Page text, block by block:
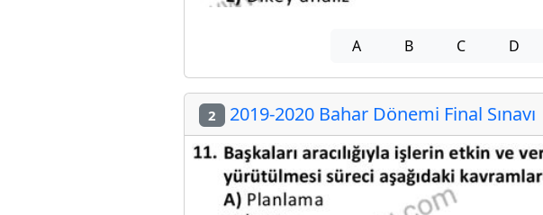
A B C D
2 2019-2020 Bahar Dönemi Final Sınavı